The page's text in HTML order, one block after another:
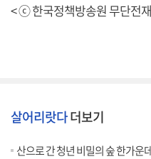
< ⓒ 한국정책방송원 무단전
살어리랏다더보기
산으로 간 청년 비밀의 숲 한가운